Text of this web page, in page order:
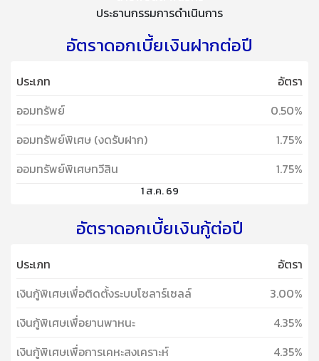
ประธานกรรมการดำเนินการ
อัตราดอกเบี้ยเงินฝากต่อปี
ประเภท
อัตรา
ออมทรัพย์
0.50%
ออมทรัพย์พิเศษ (งดรับฝาก)
1.75%
ออมทรัพย์พิเศษทวีสิน
1.75%
1 ส.ค. 69
อัตราดอกเบี้ยเงินกู้ต่อปี
ประเภท
อัตรา
เงินกู้พิเศษเพื่อติดตั้งระบบโซลาร์เซลล์
3.00%
เงินกู้พิเศษเพื่อยานพาหนะ
4.35%
เงินกู้พิเศษเพื่อการเคหะสงเคราะห์
4.35%